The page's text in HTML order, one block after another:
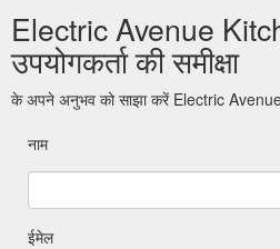
Electric Avenue
उपयोगकर्ता की समीक्षा
के अपने अनुभव को साझा करें Electric
नाम
ईमेल